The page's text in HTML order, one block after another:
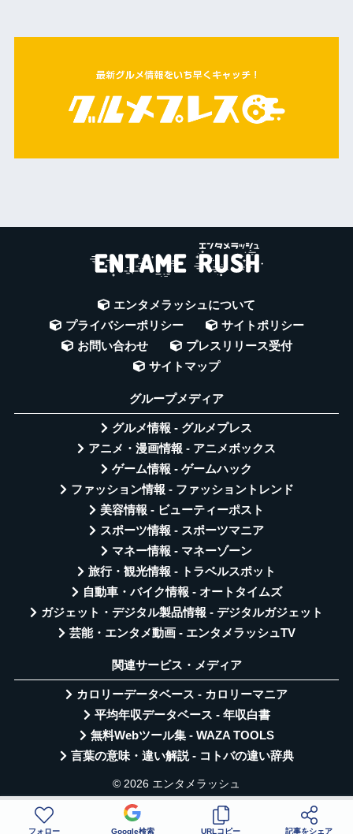
エンタメラッシュについて
プライバシーポリシー
サイトポリシー
お問い合わせ
プレスリリース受付
サイトマップ
グループメディア
グルメ情報 - グルメプレス
アニメ・漫画情報 - アニメボックス
ゲーム情報 - ゲームハック
ファッション情報 - ファッショントレンド
美容情報 - ビューティーポスト
スポーツ情報 - スポーツマニア
マネー情報 - マネーゾーン
旅行・観光情報 - トラベルスポット
自動車・バイク情報 - オートタイムズ
ガジェット・デジタル製品情報 - デジタルガジェット
芸能・エンタメ動画 - エンタメラッシュTV
関連サービス・メディア
カロリーデータベース - カロリーマニア
平均年収データベース - 年収白書
無料Webツール集 - WAZA TOOLS
言葉の意味・違い解説 - コトバの違い辞典
© 2026 エンタメラッシュ
フォロー Google検索 URLコピー 記事をシェア